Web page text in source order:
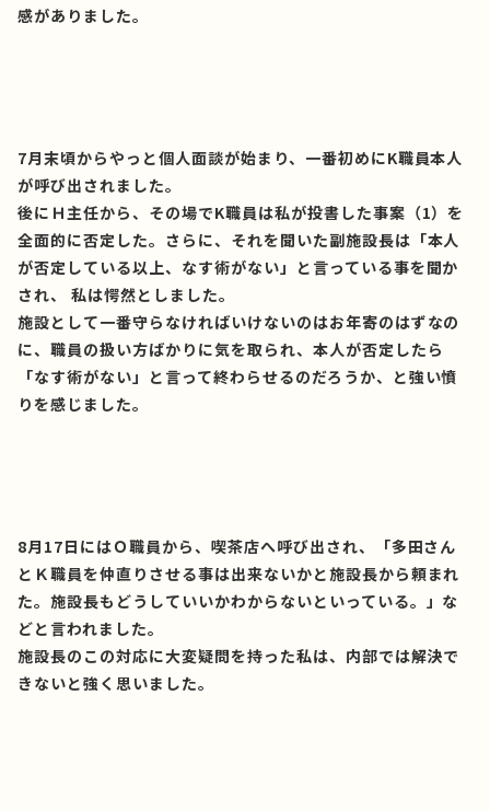
感がありました。
7月末頃からやっと個人面談が始まり、一番初めにK職員本人
が呼び出されました。
後にＨ主任から、その場でK職員は私が投書した事案（1）を
全面的に否定した。さらに、それを聞いた副施設長は「本人
が否定している以上、なす術がない」と言っている事を聞か
され、 私は愕然としました。
施設として一番守らなければいけないのはお年寄のはずなの
に、職員の扱い方ばかりに気を取られ、本人が否定したら
「なす術がない」と言って終わらせるのだろうか、と強い憤
りを感じました。
8月17日にはＯ職員から、喫茶店へ呼び出され、「多田さん
とＫ職員を仲直りさせる事は出来ないかと施設長から頼まれ
た。 施設長もどうしていいかわからないといっている。」な
どと言われました。
施設長のこの対応に大変疑問を持った私は、内部では解決で
きないと強く思いました。